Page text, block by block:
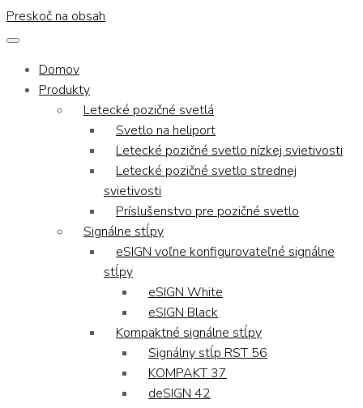
Preskoč na obsah
Domov
Produkty
Letecké pozičné svetlá
Svetlo na heliport
Letecké pozičné svetlo nízkej svietivosti
Letecké pozičné svetlo strednej
svietivosti
Príslušenstvo pre pozičné svetlo
Signálne stĺpy
eSIGN voľne konfigurovateľné signálne
stĺpy
eSIGN White
eSIGN Black
Kompaktné signálne stĺpy
Signálny stĺp RST 56
KOMPAKT 37
deSIGN 42